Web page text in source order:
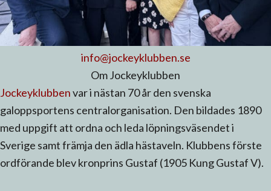
info@jockeyklubben.se
Om Jockeyklubben
Jockeyklubbenvar i nästan 70 år den svenska
galoppsportens centralorganisation. Den bildades 1890
med uppgift att ordna och leda löpningsväsendet i
Sverige samt främja den ädla hästaveln. Klubbens förste
ordförande blev kronprins Gustaf (1905 Kung Gustaf V).